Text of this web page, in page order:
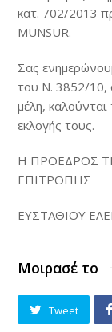
κατ. 702/2013
MUNSUR.
Σας
του N. 3852/10,
μέλη,
εκλογής τους.
Η ΠΡΟΕΔΡΟΣ
ΕΠΙΤΡΟΠΗΣ
ΕΥΣΤΑΘΙΟΥ
Μοιρασέ το
Tweet